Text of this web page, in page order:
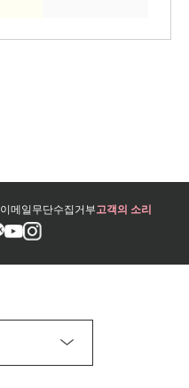
이메일무단수집거부고객의 소리